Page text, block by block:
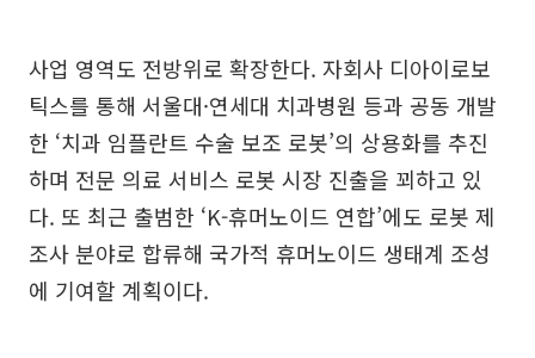
사업 영역도 전방위로 확장한다. 자회사 디아이로보
틱스를 통해 서울대·연세대 치과병원 등과 공동 개발
한 ‘치과 임플란트 수술 보조 로봇’의 상용화를 추진
하며 전문 의료 서비스 로봇 시장 진출을 꾀하고 있
다. 또 최근 출범한 ‘K-휴머노이드 연합’에도 로봇 제
조사 분야로 합류해 국가적 휴머노이드 생태계 조성
에 기여할 계획이다.